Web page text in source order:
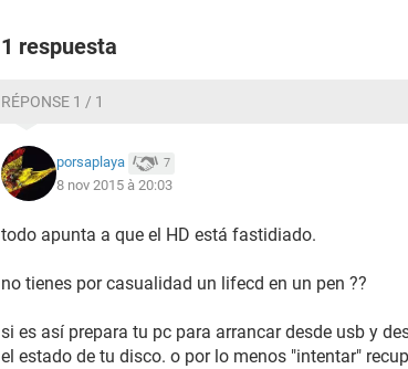
1 respuesta
RÉPONSE 1 / 1
porsaplaya 7
8 nov 2015 à 20:03
todo apunta a que el HD está fastidiado.
no tienes por casualidad un lifecd en un pen ??
si es así prepara tu pc para arrancar desde usb y
el estado de tu disco. o por lo menos "intentar"